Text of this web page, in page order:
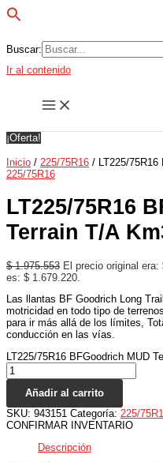
Buscar:
Ir al contenido
¡Oferta!
Inicio / 225/75R16 / LT225/75R16
225/75R16
LT225/75R16
Terrain T/A
$1.975.553 El precio original era:
es: $ 1.679.220.
Las llantas BF Goodrich Long
motricidad en todo tipo de
para ir más allá de los límites,
conducción en las vías.
LT225/75R16 BFGoodrich MUD
Añadir al carrito
SKU: 943151 Categoría: 225/
CONFIRMAR INVENTARIO
Descripción